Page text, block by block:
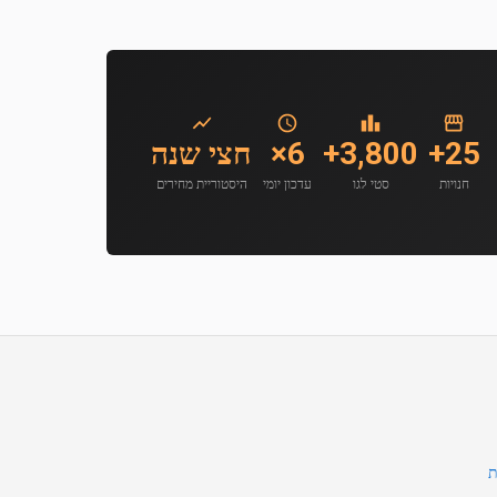
25+
חנויות
3,800+
סטי לגו
6×
עדכון יומי
חצי שנה
היסטוריית מחירים